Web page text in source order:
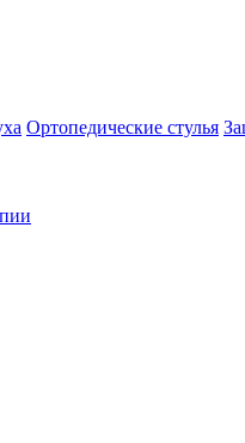
Ортопедические стулья